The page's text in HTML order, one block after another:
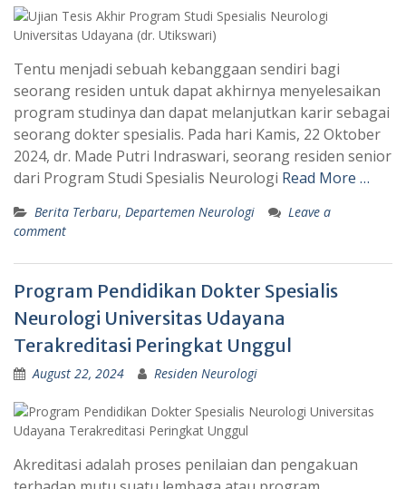
Tentu menjadi sebuah kebanggaan sendiri bagi
seorang residen untuk dapat akhirnya menyelesaikan
program studinya dan dapat melanjutkan karir sebagai
seorang dokter spesialis. Pada hari Kamis, 22 Oktober
2024, dr. Made Putri Indraswari, seorang residen senior
dari Program Studi Spesialis Neurologi Read More …
Berita Terbaru, Departemen Neurologi
Leave a
comment
Program Pendidikan Dokter Spesialis
Neurologi Universitas Udayana
Terakreditasi Peringkat Unggul
August 22, 2024 Residen Neurologi
Akreditasi adalah proses penilaian dan pengakuan